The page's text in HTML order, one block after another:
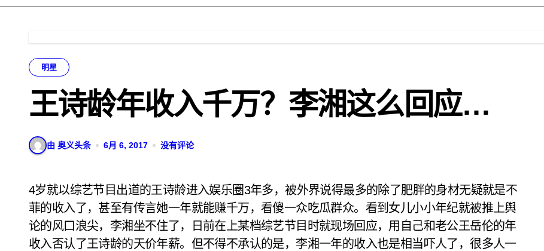
明星
王诗龄年收入千万？李湘这么回应…
由 奥义头条 6月 6, 2017 没有评论
4岁就以综艺节目出道的王诗龄进入娱乐圈3年多，被外界说得最多的除了肥胖的身材无疑就是不
菲的收入了，甚至有传言她一年就能赚千万，看傻一众吃瓜群众。看到女儿小小年纪就被推上舆
论的风口浪尖，李湘坐不住了，日前在上某档综艺节目时就现场回应，用自己和老公王岳伦的年
收入否认了王诗龄的天价年薪。但不得不承认的是，李湘一年的收入也是相当吓人了，很多人一